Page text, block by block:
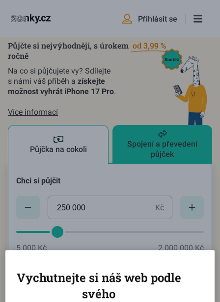
Přihlásit se
Půjčte si nejvýhodněji, s úrokem od 3,99 %
ročně
Na co si půjčujete vy? Sdílejte
s námi váš příběh a získejte
možnost vyhrát iPhone 17 Pro.
Více informací
Půjčka na cokoli
Spojení a převedení
půjček
Chci si půjčit
Kč
Aktuální hodnota:
5 000 Kč 2 000 000 Kč
Aktuální hodnota: 2584
Vychutnejte si náš web podle
svého